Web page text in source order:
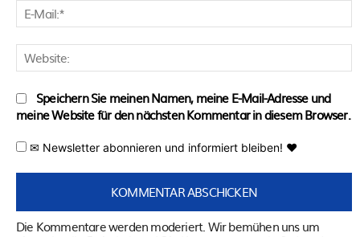
Speichern Sie meinen Namen, meine E-Mail-Adresse und
meine Website für den nächsten Kommentar in diesem Browser.
✉ Newsletter abonnieren und informiert bleiben! ♥
Die Kommentare werden moderiert. Wir bemühen uns um